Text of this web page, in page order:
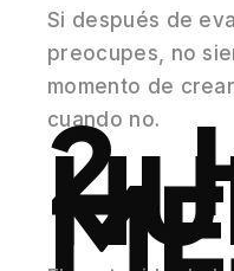
Si después de
preocupes, no
momento de
cuando no.
2.